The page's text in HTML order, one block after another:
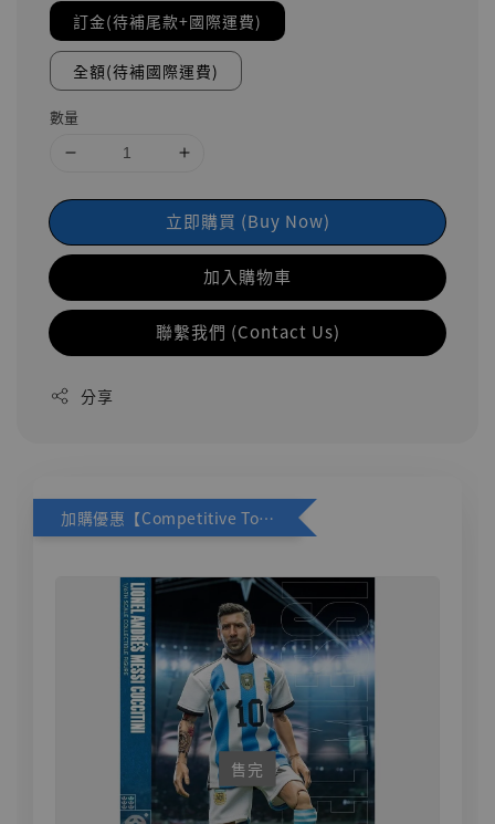
訂金(待補尾款+國際運費)
全額(待補國際運費)
數量
立即購買 (Buy Now)
加入購物車
聯繫我們 (Contact Us)
分享
加購優惠【Competitive Toys 梅西 [CM001]】
售完